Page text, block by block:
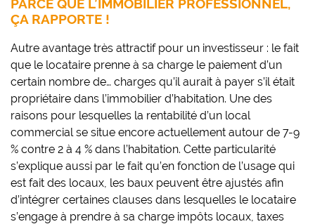
PARCE QUE L’IMMOBILIER PROFESSIONNEL,
ÇA RAPPORTE !
Autre avantage très attractif pour un investisseur : le fait
que le locataire prenne à sa charge le paiement d’un
certain nombre de… charges qu’il aurait à payer s’il était
propriétaire dans l’immobilier d’habitation. Une des
raisons pour lesquelles la rentabilité d’un local
commercial se situe encore actuellement autour de 7-9
% contre 2 à 4 % dans l’habitation. Cette particularité
s’explique aussi par le fait qu’en fonction de l’usage qui
est fait des locaux, les baux peuvent être ajustés afin
d’intégrer certaines clauses dans lesquelles le locataire
s’engage à prendre à sa charge impôts locaux, taxes